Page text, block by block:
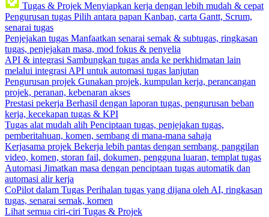
Tugas & Projek Menyiapkan kerja dengan lebih mudah & cepat
Pengurusan tugas Pilih antara papan Kanban, carta Gantt, Scrum,
senarai tugas
Penjejakan tugas Manfaatkan senarai semak & subtugas, ringkasan
tugas, penjejakan masa, mod fokus & penyelia
API & integrasi Sambungkan tugas anda ke perkhidmatan lain
melalui integrasi API untuk automasi tugas lanjutan
Pengurusan projek Gunakan projek, kumpulan kerja, perancangan
projek, peranan, kebenaran akses
Prestasi pekerja Berhasil dengan laporan tugas, pengurusan beban
kerja, kecekapan tugas & KPI
Tugas alat mudah alih Penciptaan tugas, penjejakan tugas,
pemberitahuan, komen, sembang di mana-mana sahaja
Kerjasama projek Bekerja lebih pantas dengan sembang, panggilan
video, komen, storan fail, dokumen, pengguna luaran, templat tugas
Automasi Jimatkan masa dengan penciptaan tugas automatik dan
automasi alir kerja
CoPilot dalam Tugas Perihalan tugas yang dijana oleh AI, ringkasan
tugas, senarai semak, komen
Lihat semua ciri-ciri Tugas & Projek